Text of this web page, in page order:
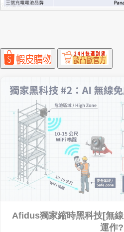
Afidus獨家縮時黑科技[無
運作?